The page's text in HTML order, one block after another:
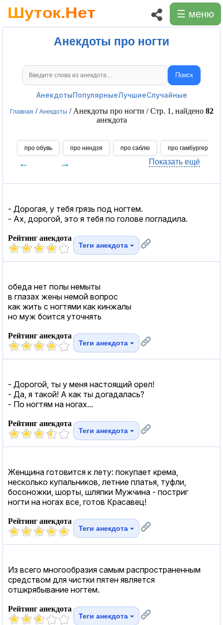
☰ меню
Анекдоты про ногти
Поиск анекдотов Поиск
АнекдотыПопулярныеЛучшиеСлучайные
Главная / Анекдоты / Анекдоты про ногти / Стр. 1, найдено 82
анекдота
про обувь про ниндзя про саблю про гамбургеры
← → Показать ещё
- Дорогая, у тебя грязь под ногтем.
- Ах, дорогой, это я тебя по голове погладила.
Рейтинг анекдота
Теги анекдота
обеда нет полы немыты
в глазах жены немой вопрос
как жить с ногтями как кинжалы
но муж боится уточнять
Рейтинг анекдота
Теги анекдота
- Дорогой, ты у меня настоящий орел!
- Да, я такой! А как ты догадалась?
- По ногтям на ногах...
Рейтинг анекдота
Теги анекдота
Женщина готовится к лету: покупает крема,
несколько купальников, летние платья, туфли,
босоножки, шорты, шляпки Мужчина - постриг
ногти на ногах все, готов Красавец!
Рейтинг анекдота
Теги анекдота
Из всего многообразия самым распространенным
средством для чистки пятен является
отшкрябывание ногтем.
Рейтинг анекдота
Теги анекдота